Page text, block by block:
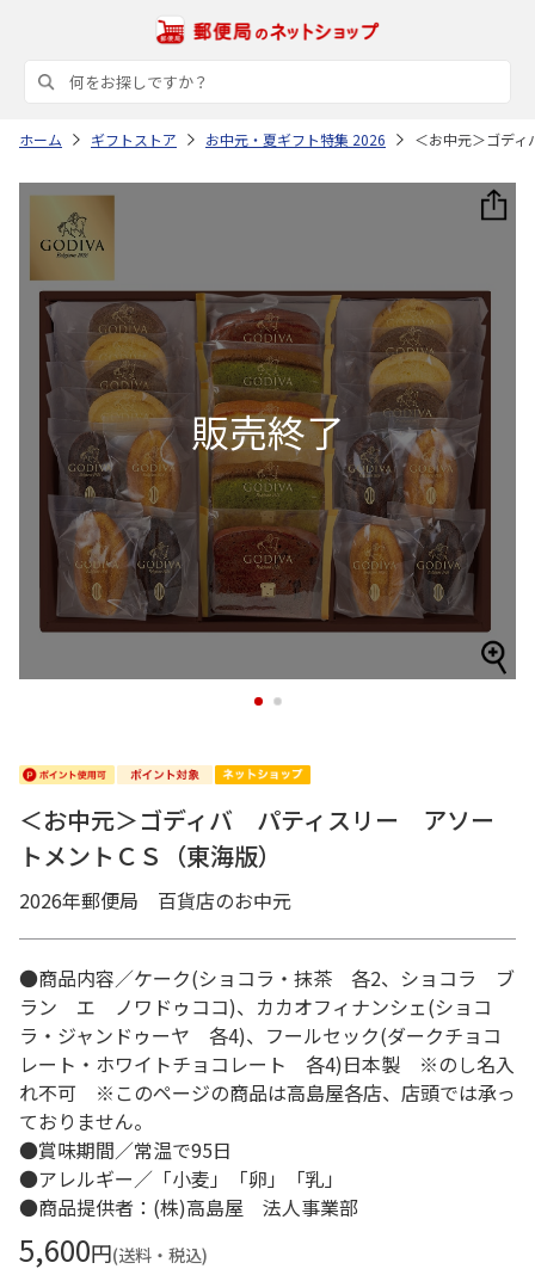
ホーム ギフトストア お中元・夏ギフト特集 2026 ＜お中元＞ゴデ
1 2
＜お中元＞ゴディバ パティスリー アソー
トメントＣＳ（東海版）
2026年郵便局 百貨店のお中元
●商品内容／ケーク(ショコラ・抹茶 各2、ショコラ ブ
ラン エ ノワドゥココ)、カカオフィナンシェ(ショコ
ラ・ジャンドゥーヤ 各4)、フールセック(ダークチョコ
レート・ホワイトチョコレート 各4)日本製 ※のし名入
れ不可 ※このページの商品は高島屋各店、店頭では承っ
ておりません。
●賞味期間／常温で95日
●アレルギー／「小麦」「卵」「乳」
●商品提供者：(株)高島屋 法人事業部
5,600円(送料・税込)